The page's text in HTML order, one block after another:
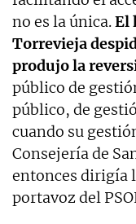
no es la única.El
Torrevieja
produjo la
público de
público, de
cuando su
Consejería de
entonces dirigía
portavoz del